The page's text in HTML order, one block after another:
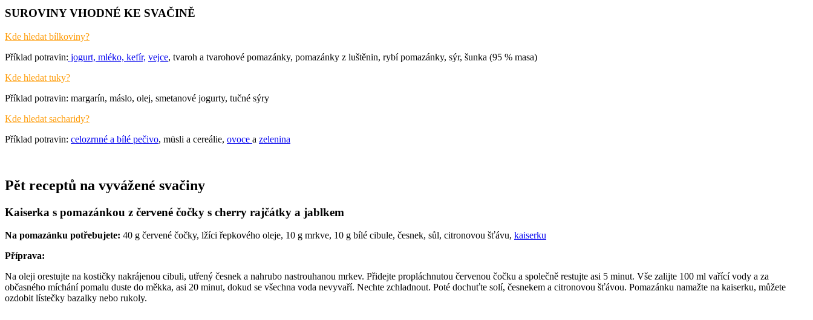
SUROVINY VHODNÉ KE SVAČINĚ
Kde hledat bílkoviny?
Příklad potravin: jogurt, mléko, kefír, vejce, tvaroh a tvarohové pomazánky, pomazánky z luštěnin, rybí pomazánky, sýr, šunka (95 % masa)
Kde hledat tuky?
Příklad potravin: margarín, máslo, olej, smetanové jogurty, tučné sýry
Kde hledat sacharidy?
Příklad potravin: celozrnné a bílé pečivo, müsli a cereálie, ovoce a zelenina
Pět receptů na vyvážené svačiny
Kaiserka s pomazánkou z červené čočky s cherry rajčátky a jablkem
Na pomazánku potřebujete: 40 g červené čočky, lžíci řepkového oleje, 10 g mrkve, 10 g bílé cibule, česnek, sůl, citronovou šťávu, kaiserku
Příprava:
Na oleji orestujte na kostičky nakrájenou cibuli, utřený česnek a nahrubo nastrouhanou mrkev. Přidejte propláchnutou červenou čočku a společně restujte asi 5 minut. Vše zalijte 100 ml vařící vody a za
občasného míchání pomalu duste do měkka, asi 20 minut, dokud se všechna voda nevyvaří. Nechte zchladnout. Poté dochuťte solí, česnekem a citronovou šťávou. Pomazánku namažte na kaiserku, můžete
ozdobit lístečky bazalky nebo rukoly.